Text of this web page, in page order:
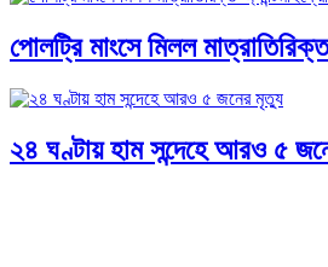
পোলট্রি মাংসে মিলল
২৪ ঘণ্টায় হাম সন্দেহে আরও ৫